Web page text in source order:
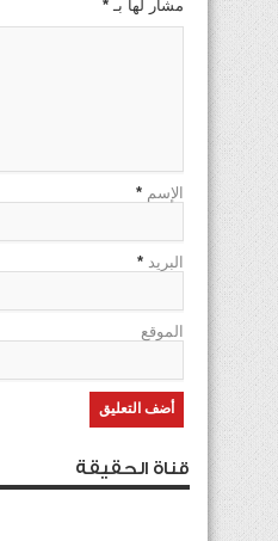
مشار لها بـ *
الإسم *
البريد *
الموقع
قناة الحقيقة